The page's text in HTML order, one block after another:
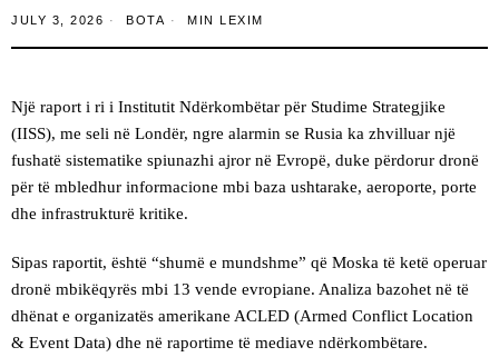
JULY 3, 2026 BOTA MIN LEXIM
Një raport i ri i Institutit Ndërkombëtar për Studime Strategjike
(IISS), me seli në Londër, ngre alarmin se Rusia ka zhvilluar një
fushatë sistematike spiunazhi ajror në Evropë, duke përdorur dronë
për të mbledhur informacione mbi baza ushtarake, aeroporte, porte
dhe infrastrukturë kritike.
Sipas raportit, është “shumë e mundshme” që Moska të ketë operuar
dronë mbikëqyrës mbi 13 vende evropiane. Analiza bazohet në të
dhënat e organizatës amerikane ACLED (Armed Conflict Location
& Event Data) dhe në raportime të mediave ndërkombëtare.